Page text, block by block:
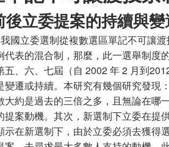
後立委提案的持續與
國立委選制從複數選區單記不可讓
代表的混合制，那麼，此一選舉制度
五、六、七屆（自 2002 年 2 月到
變遷或持續。本研究有幾個研究發現
大約是過去的三倍之多，且無論在哪
提案動機。其次，新選制下立委在提
示在新選制下，由於立委必須去獲得